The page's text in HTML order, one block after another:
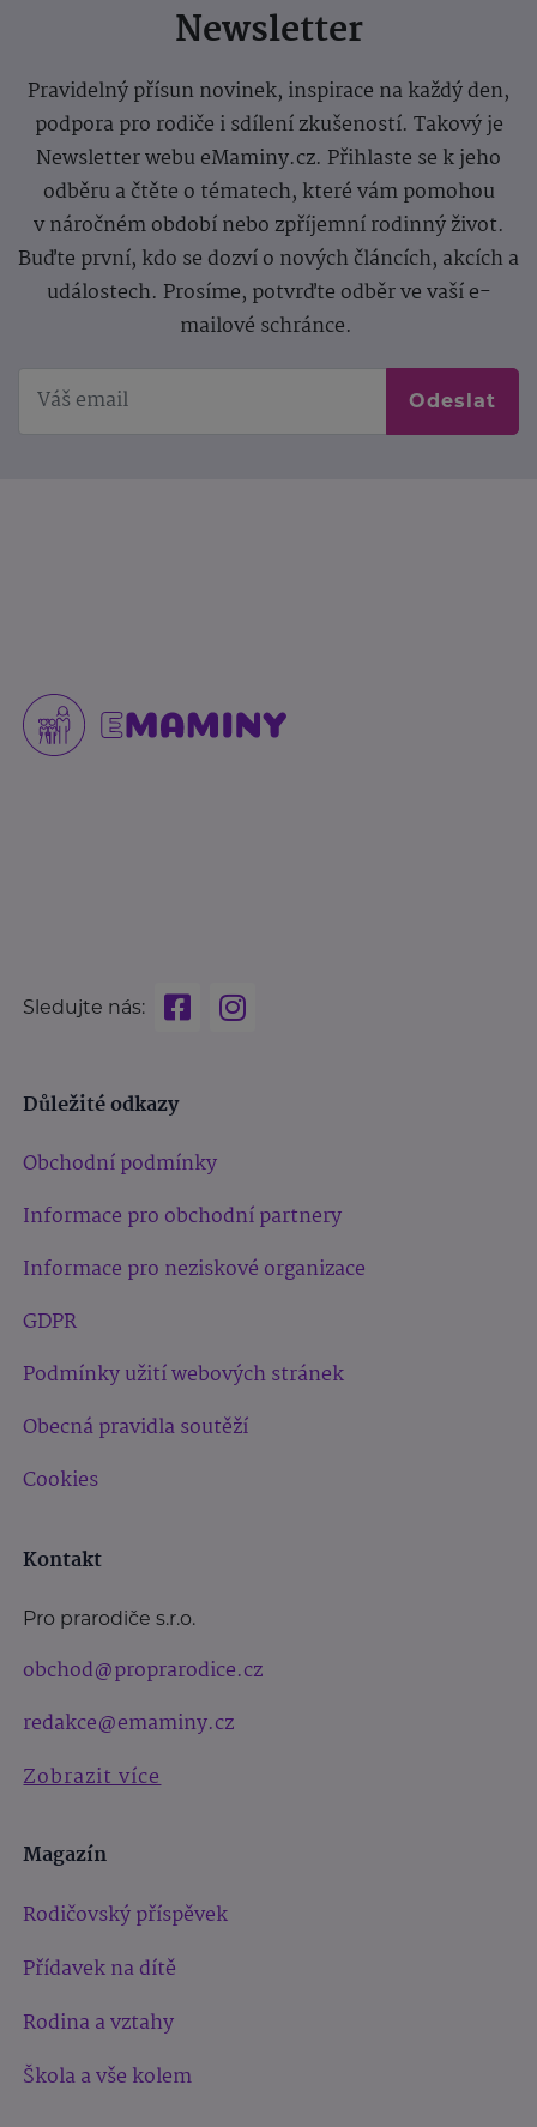
Newsletter
Pravidelný přísun novinek, inspirace na každý den,
podpora pro rodiče i sdílení zkušeností. Takový je
Newsletter webu eMaminy.cz. Přihlaste se k jeho
odběru a čtěte o tématech, které vám pomohou
v náročném období nebo zpříjemní rodinný život.
Buďte první, kdo se dozví o nových článcích, akcích a
událostech. Prosíme, potvrďte odběr ve vaší e-
mailové schránce.
Odeslat
Sledujte nás:
Důležité odkazy
Obchodní podmínky
Informace pro obchodní partnery
Informace pro neziskové organizace
GDPR
Podmínky užití webových stránek
Obecná pravidla soutěží
Cookies
Kontakt
Pro prarodiče s.r.o.
obchod@proprarodice.cz
redakce@emaminy.cz
Zobrazit více
Magazín
Rodičovský příspěvek
Přídavek na dítě
Rodina a vztahy
Škola a vše kolem